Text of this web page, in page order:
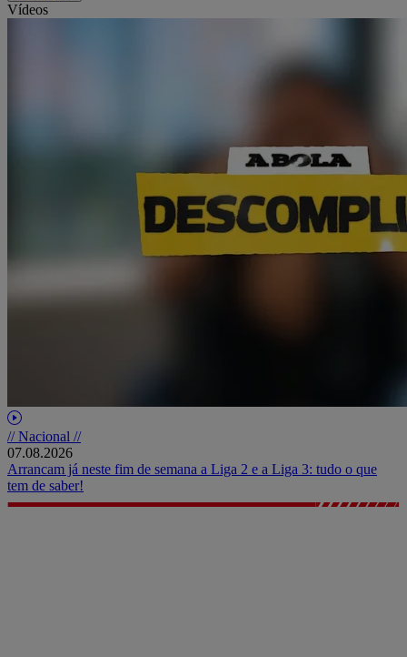
Vídeos
// Nacional //
07.08.2026
Arrancam já neste fim de semana a Liga 2 e a Liga 3: tudo o que
tem de saber!